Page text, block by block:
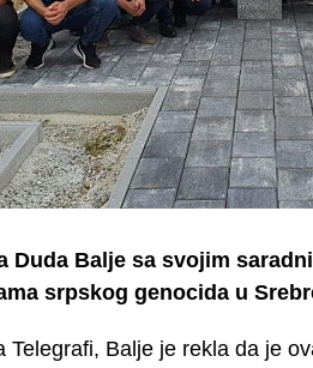
Duda Balje sa svojim
srpskog genocida u
Telegrafi, Balje je rekla da je